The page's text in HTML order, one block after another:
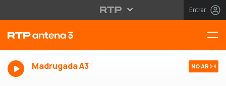
Entrar
Madrugada A3 NO AR